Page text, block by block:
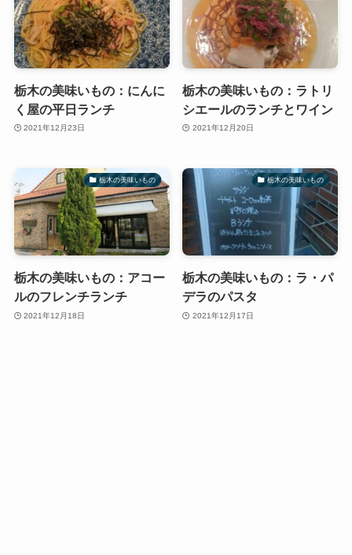
栃木の美味いもの：にんに
く屋の平日ランチ
2021年12月23日
栃木の美味いもの：ラトリ
シエールのランチとワイン
2021年12月20日
栃木の美味いもの
栃木の美味いもの：アコー
ルのフレンチランチ
2021年12月18日
栃木の美味いもの
栃木の美味いもの：ラ・パ
デラのパスタ
2021年12月17日